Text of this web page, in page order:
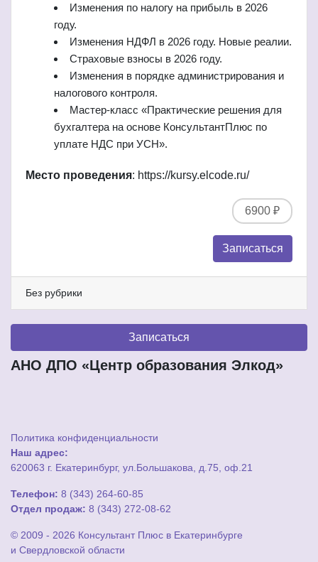
Изменения по налогу на прибыль в 2026
году.
Изменения НДФЛ в 2026 году. Новые реалии.
Страховые взносы в 2026 году.
Изменения в порядке администрирования и
налогового контроля.
Мастер-класс «Практические решения для
бухгалтера на основе КонсультантПлюс по
уплате НДС при УСН».
Место проведения: https://kursy.elcode.ru/
6900 ₽
Записаться
Без рубрики
Записаться
АНО ДПО «Центр образования Элкод»
Политика конфиденциальности
Наш адрес:
620063 г. Екатеринбург, ул.Большакова, д.75, оф.21
Телефон: 8 (343) 264-60-85
Отдел продаж: 8 (343) 272-08-62
© 2009 - 2026 Консультант Плюс в Екатеринбурге
и Свердловской области